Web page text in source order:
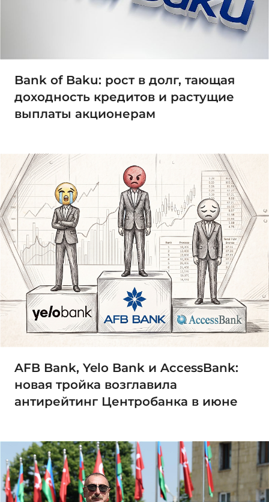
Bank of Baku: рост в долг, тающая
доходность кредитов и растущие
выплаты акционерам
AFB Bank, Yelo Bank и AccessBank:
новая тройка возглавила
антирейтинг Центробанка в июне